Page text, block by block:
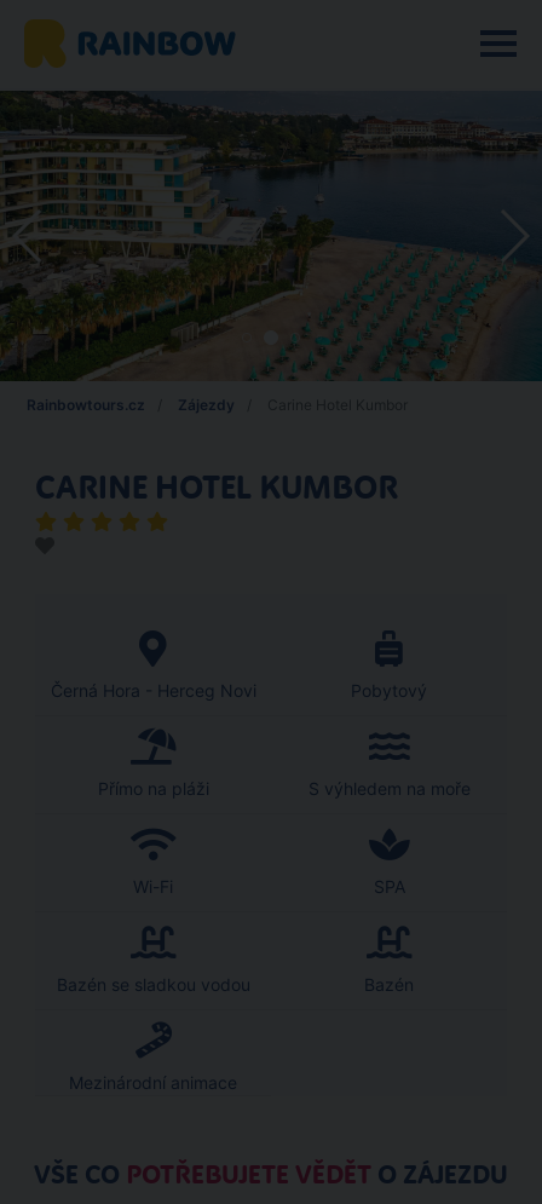
Rainbowtours.cz Zájezdy
CARINE HOTEL KUMBOR
Černá Hora - Herceg Novi Pobytový
Přímo na pláži S výhledem na moře
Wi-Fi SPA
Bazén se sladkou vodou Bazén
Mezinárodní animace
VŠE CO POTŘEBUJETE VĚDĚT O ZÁJEZDU